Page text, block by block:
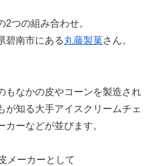
つの組み合わせ。
碧南市にある丸藤製菓さん。
もなかの皮やコーンを製造され
が知る大手アイスクリームチェ
ーなどが並びます。
メーカーとして